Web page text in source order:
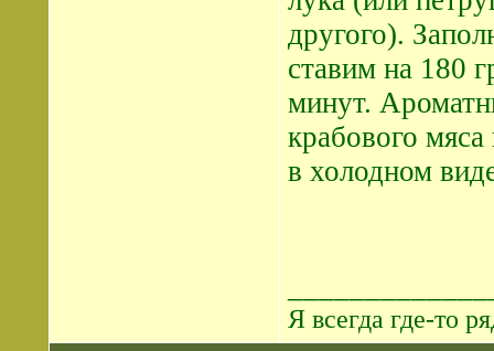
другого).
ставим на 180
минут.
крабового
в холодном
Я всегда где-то